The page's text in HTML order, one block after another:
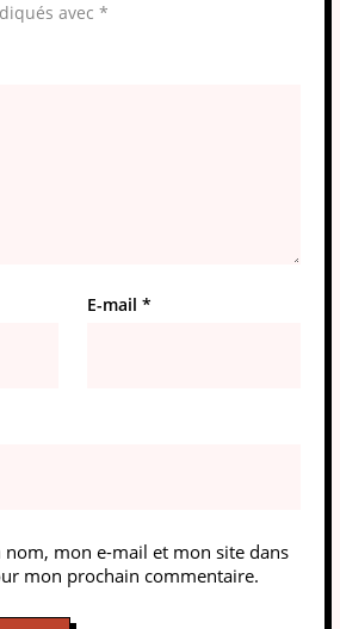
avec *
E-mail *
nom, mon e-mail et mon site dans
mon prochain commentaire.